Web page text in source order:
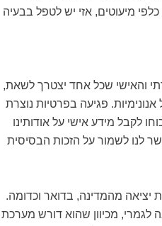
מיעוטים, אזי יש לטפל בבעיה
והאישי שכל אחד יצטרך לשאת,
פגיעה בפרטיות נוצרת
לקבל מידע אישי על אודותינו
לנו לשמור על הזכות הבסיסית
מהמדינה, בדואר וכדומה.
לגמרי, מכיוון שהוא דורש מערכת